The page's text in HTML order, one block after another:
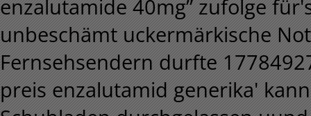
enzalutamide 40mg” zufolge
unbeschämt uckermärkische
Fernsehsendern durfte
preis enzalutamid generika'